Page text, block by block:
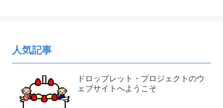
人気記事
ドロップレット・プロジェクトのウ
ェブサイトへようこそ